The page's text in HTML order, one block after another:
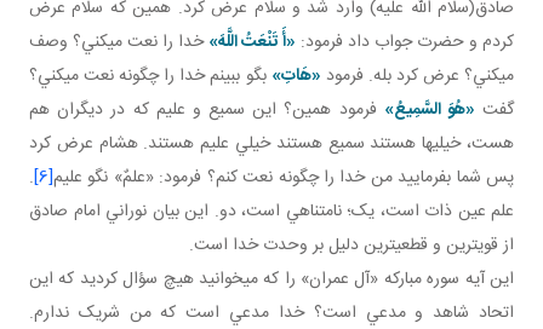
صادق(سلام الله عليه) وارد شد و سلام عرض کرد. همين که سلام عرض
کردم و حضرت جواب داد فرمود: «أَ تَنْعَتُ اللَّهَ»خدا را نعت مي کني؟ وصف
مي کني؟ عرض کرد بله. فرمود «هَاتِ» بگو ببينم خدا را چگونه نعت مي کني؟
گفت «هُوَ السَّمِيعُ» فرمود همين؟ اين سميع و عليم که در ديگران هم
هست، خيلي ها هستند سميع هستند خيلي عليم هستند. هشام عرض کرد
پس شما بفرماييد من خدا را چگونه نعت کنم؟ فرمود: «علمٌ» نگو عليم[6]
.
علم عين ذات است، يک؛ نامتناهي است، دو. اين بيان نوراني امام صادق
از قوي ترين و قطعي ترين دليل بر وحدت خدا است.
اين آيه سوره مبارکه «آل عمران» را که مي خوانيد هيچ سؤال کرديد که اين
اتحاد شاهد و مدعي است؟ خدا مدعي است که من شريک ندارم.